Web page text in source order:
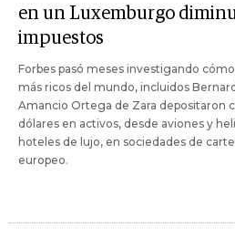
en un Luxemburgo
impuestos
Forbes pasó meses investigando
más ricos del mundo, incluidos
Amancio Ortega de Zara depositaron
dólares en activos, desde aviones y
hoteles de lujo, en sociedades de
europeo.